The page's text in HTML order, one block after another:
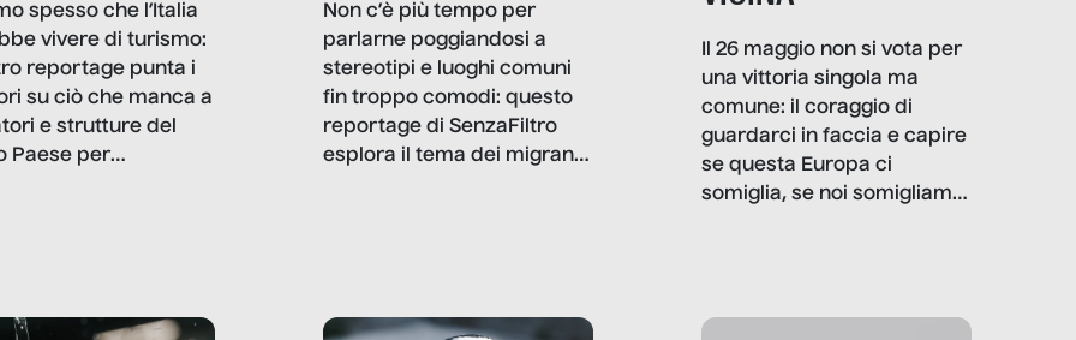
spesso che l’Italia
vivere di turismo:
reportage punta i
su ciò che manca a
e strutture del
Paese per
Non c’è più tempo per
parlarne poggiandosi a
stereotipi e luoghi comuni
fin troppo comodi: questo
reportage di SenzaFiltro
esplora il tema dei migranti
ripensano.
Il 26 maggio non si vota per
una vittoria singola ma
comune: il coraggio di
guardarci in faccia e capire
se questa Europa ci
somiglia, se noi somigliamo